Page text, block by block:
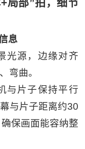
息
光源，边缘对齐
弯曲。
与片子保持平行
与片子距离约30
保画面能容纳整